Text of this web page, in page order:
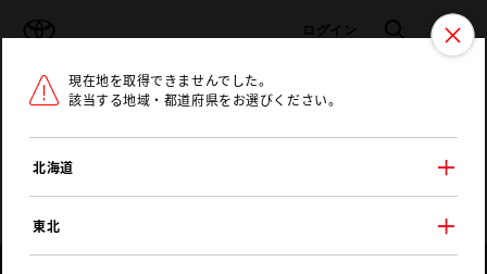
ログイン 検索 メニュ
ラインアップ オーナーサポート
現在地を取得できませんでした。
該当する地域・都道府県をお選びください。
北海道
東北
トヨタ認定中古車 メニュー